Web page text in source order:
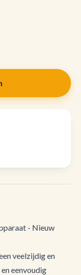
- Nieuw
veelzijdig en
eenvoudig